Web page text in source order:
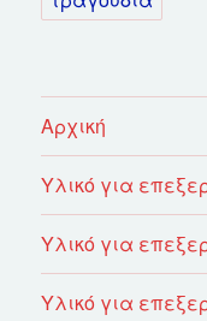
Αρχική
Υλικό για
Υλικό για
Υλικό για